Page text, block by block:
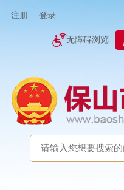
注册 登录
无障碍浏览